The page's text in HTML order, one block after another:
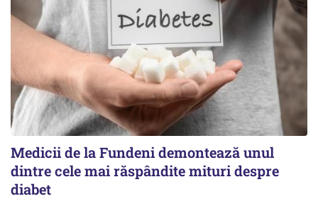
Medicii de la Fundeni demontează unul
dintre cele mai răspândite mituri despre
diabet